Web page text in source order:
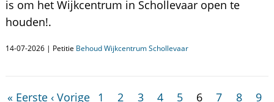
is om het Wijkcentrum in Schollevaar open te
houden!.
14-07-2026 | Petitie Behoud Wijkcentrum Schollevaar
« Eerste ‹ Vorige 1 2 3 4 5 6 7 8
9